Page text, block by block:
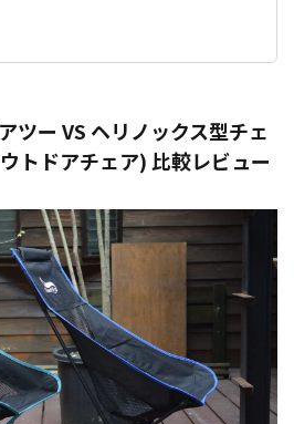
ツー VS ヘリノックス型チェ
トドアチェア) 比較レビュー